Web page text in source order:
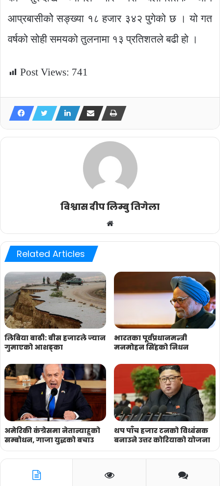
आप्रबासीकोे सङ्ख्या १८ हजार ३४२ पुगेको छ । यो गत
वर्षको सोही समयको तुलनामा १३ प्रतिशतले बढी हो ।
Post Views: 741
विश्वास दीप लिम्बु तिगेला
Website
Related Articles
लिबिया बाढी: बीस हजारले ज्यान
गुमाएको आशङ्का
भारतका पूर्वप्रधानमन्त्री
मनमोहन सिंहको निधन
अमेरिकी कंग्रेसमा नेतान्याहूको
सम्बोधन, गाजा युद्धको बचाउ
थप पाँच हजार टनको विध्वंसक
बनाउने उत्तर कोरियाको योजना